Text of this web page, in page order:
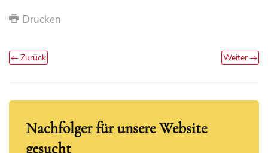
Drucken
Zurück Weiter
Nachfolger für unsere Website
gesucht